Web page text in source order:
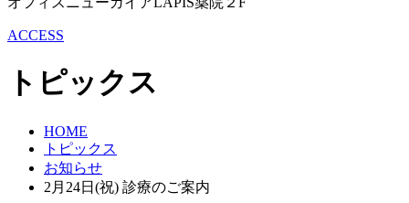
ACCESS
トピックス
HOME
トピックス
お知らせ
2月24日(祝) 診療のご案内